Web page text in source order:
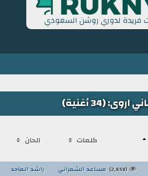
فريدة لدوري روشن السعودي
اروى: (34 أغنية)
كلمات الحان
(2,458) مساعد الشمراني راشد الماجد